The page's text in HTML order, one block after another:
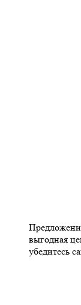
выгодная
убедитесь